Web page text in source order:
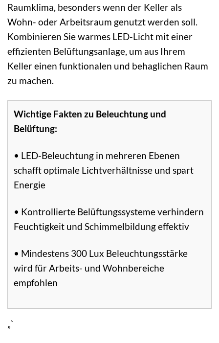
Raumklima, besonders wenn der Keller als
Wohn- oder Arbeitsraum genutzt werden soll.
Kombinieren Sie warmes LED-Licht mit einer
effizienten Belüftungsanlage, um aus Ihrem
Keller einen funktionalen und behaglichen Raum
zu machen.
Wichtige Fakten zu Beleuchtung und
Belüftung:
• LED-Beleuchtung in mehreren Ebenen
schafft optimale Lichtverhältnisse und spart
Energie
• Kontrollierte Belüftungssysteme verhindern
Feuchtigkeit und Schimmelbildung effektiv
• Mindestens 300 Lux Beleuchtungsstärke
wird für Arbeits- und Wohnbereiche
empfohlen
„`